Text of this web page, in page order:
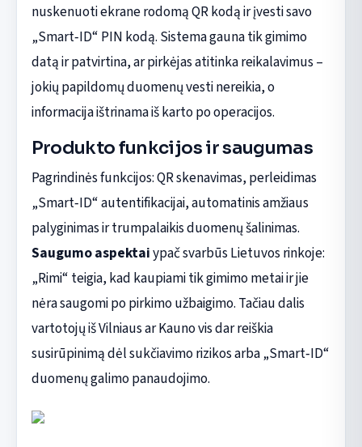
nuskenuoti ekrane rodomą QR kodą ir įvesti savo
„Smart‑ID“ PIN kodą. Sistema gauna tik gimimo
datą ir patvirtina, ar pirkėjas atitinka reikalavimus –
jokių papildomų duomenų vesti nereikia, o
informacija ištrinama iš karto po operacijos.
Produkto funkcijos ir saugumas
Pagrindinės funkcijos: QR skenavimas, perleidimas
„Smart‑ID“ autentifikacijai, automatinis amžiaus
palyginimas ir trumpalaikis duomenų šalinimas.
Saugumo aspektaiypač svarbūs Lietuvos rinkoje:
„Rimi“ teigia, kad kaupiami tik gimimo metai ir jie
nėra saugomi po pirkimo užbaigimo. Tačiau dalis
vartotojų iš Vilniaus ar Kauno vis dar reiškia
susirūpinimą dėl sukčiavimo rizikos arba „Smart‑ID“
duomenų galimo panaudojimo.